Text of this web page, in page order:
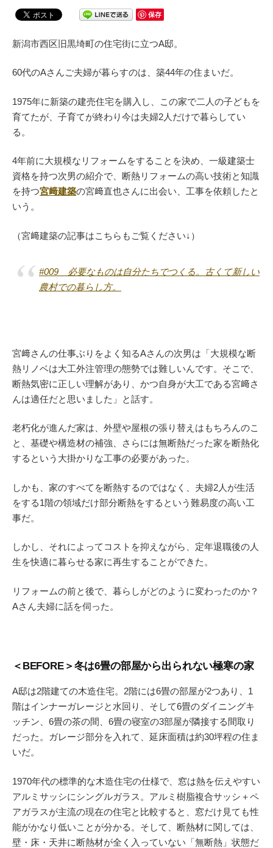
保存
新潟市西区旧黒埼町の住宅街に立つA邸。
60代のAさんご夫婦が暮らすのは、築44年の住まいだ。
1975年に新築の建売住宅を購入し、この家で二人の子どもを
育てたが、子育てが終わり今は夫婦2人だけで暮らしてい
る。
4年前に大規模なリフォームをすることを決め、一級建築士
資格を持つ次男の紹介で、断熱リフォームの高い技術と知識
を持つ宮﨑建築の宮﨑直也さんに出会い、工事を依頼したと
いう。
（宮﨑建築の記事はこちらもご覧ください↓）
#009 必要なものは自分たちでつくる。古くて新しい
農村での暮らし方。
宮﨑さんの仕事ぶりをよく知るAさんの次男は「大規模な断
熱リノベは大工外注管理の態勢では難しいんです。そこで、
断熱気密に正しい理解があり、かつ自身が大工である宮﨑さ
んは適任だと思いました」と話す。
老朽化が進んだ家は、外壁や屋根の張り替えはもちろんのこ
と、基礎や構造材の補強、さらには無断熱だった家を断熱化
するという大掛かりな工事の必要があった。
しかも、家のすべてを断熱するのではなく、夫婦2人が生活
をする1階の領域だけ部分断熱をするという難易度の高い工
事だ。
しかし、それによってコストを抑えながら、定年退職後の人
生を快適に暮らせる家に再生することができた。
リフォームの前と後で、暮らしがどのように変わったのか？
Aさん夫婦に話を伺った。
＜BEFORE＞冬は6畳の部屋から出られない極寒の家
A邸は2階建ての木造住宅。2階には6畳の部屋が2つあり、1
階はインナーガレージと水回り、そして6畳のダイニングキ
ッチン、6畳の茶の間、6畳の寝室の3部屋が隣接する間取り
だった。ガレージ部分を入れて、延床面積は約30坪程の住ま
いだ。
1970年代の標準的な木造住宅の仕様で、窓は熱を伝えやすい
アルミサッシにシングルガラス。アルミ樹脂複合サッシ＋ペ
アガラスが主流の現在の住宅と比較すると、窓だけ見ても性
能がかなり低いことが分かる。そして、断熱材に関しては、
壁・床・天井に断熱材が全く入っていない「無断熱」状態だ